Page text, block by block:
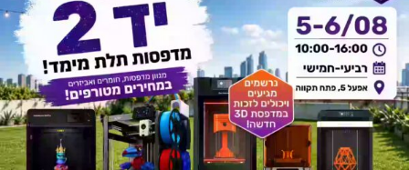
אולי יעניין אותך גם